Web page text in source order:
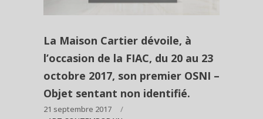
La Maison Cartier dévoile, à
l’occasion de la FIAC, du 20 au 23
octobre 2017, son premier OSNI –
Objet sentant non identifié.
21 septembre 2017